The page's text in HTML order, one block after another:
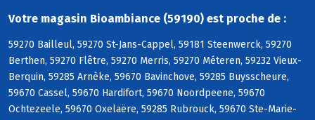
Votre magasin Bioambiance (59190) est proche de :
59270 Bailleul, 59270 St-Jans-Cappel, 59181 Steenwerck, 59270
Berthen, 59270 Flêtre, 59270 Merris, 59270 Méteren, 59232 Vieux-
Berquin, 59285 Arnèke, 59670 Bavinchove, 59285 Buysscheure,
59670 Cassel, 59670 Hardifort, 59670 Noordpeene, 59670
Ochtezeele, 59670 Oxelaëre, 59285 Rubrouck, 59670 Ste-Marie-